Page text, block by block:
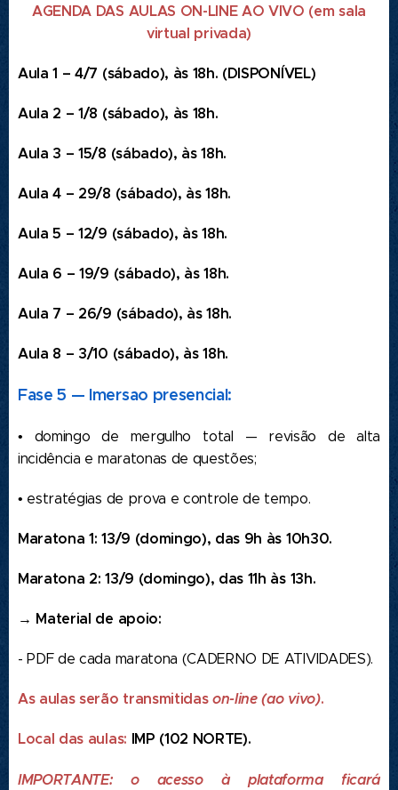
AGENDA DAS AULAS ON-LINE AO VIVO (em sala
virtual privada)
Aula 1 – 4/7 (sábado), às 18h. (DISPONÍVEL)
Aula 2 – 1/8 (sábado), às 18h.
Aula 3 – 15/8 (sábado), às 18h.
Aula 4 – 29/8 (sábado), às 18h.­
Aula 5 – 12/9 (sábado), às 18h.
Aula 6 – 19/9 (sábado), às 18h.
Aula 7 – 26/9 (sábado), às 18h.
Aula 8 – 3/10 (sábado), às 18h.
Fase 5 — Imersao presencial:
• domingo de mergulho total — revisão de alta
incidência e maratonas de questões;
• estratégias de prova e controle de tempo.
Maratona 1: 13/9 (domingo), das 9h às 10h30.
Maratona 2: 13/9 (domingo), das 11h às 13h.
→ Material de apoio:
- PDF de cada maratona (CADERNO DE ATIVIDADES).
As aulas serão transmitidason-line (ao vivo).
Local das aulas: IMP (102 NORTE).
IMPORTANTE: o acesso à plataforma ficará